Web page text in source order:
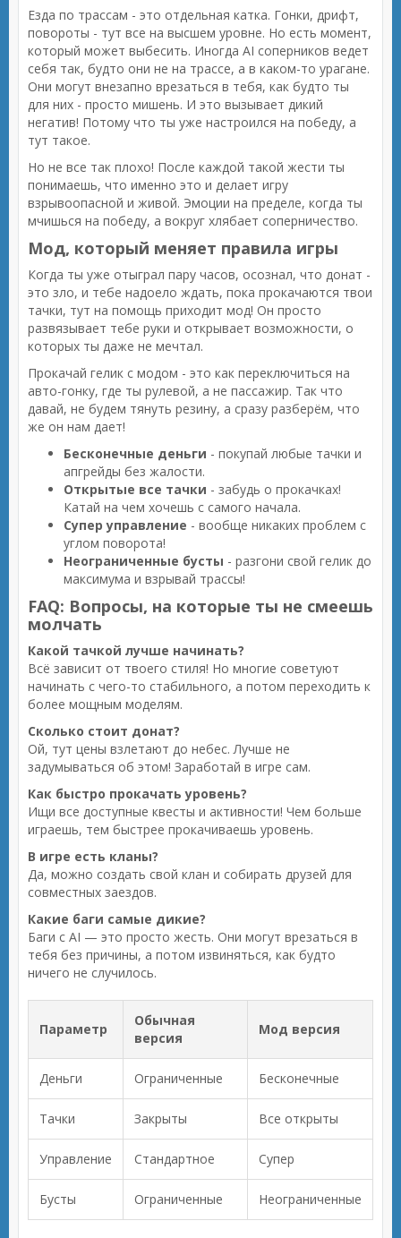
Езда по трассам - это отдельная катка. Гонки, дрифт,
повороты - тут все на высшем уровне. Но есть момент,
который может выбесить. Иногда AI соперников ведет
себя так, будто они не на трассе, а в каком-то урагане.
Они могут внезапно врезаться в тебя, как будто ты
для них - просто мишень. И это вызывает дикий
негатив! Потому что ты уже настроился на победу, а
тут такое.
Но не все так плохо! После каждой такой жести ты
понимаешь, что именно это и делает игру
взрывоопасной и живой. Эмоции на пределе, когда ты
мчишься на победу, а вокруг хлябает соперничество.
Мод, который меняет правила игры
Когда ты уже отыграл пару часов, осознал, что донат -
это зло, и тебе надоело ждать, пока прокачаются твои
тачки, тут на помощь приходит мод! Он просто
развязывает тебе руки и открывает возможности, о
которых ты даже не мечтал.
Прокачай гелик с модом - это как переключиться на
авто-гонку, где ты рулевой, а не пассажир. Так что
давай, не будем тянуть резину, а сразу разберём, что
же он нам дает!
Бесконечные деньги - покупай любые тачки и
апгрейды без жалости.
Открытые все тачки - забудь о прокачках!
Катай на чем хочешь с самого начала.
Супер управление - вообще никаких проблем с
углом поворота!
Неограниченные бусты - разгони свой гелик до
максимума и взрывай трассы!
FAQ: Вопросы, на которые ты не смеешь
молчать
Какой тачкой лучше начинать?
Всё зависит от твоего стиля! Но многие советуют
начинать с чего-то стабильного, а потом переходить к
более мощным моделям.
Сколько стоит донат?
Ой, тут цены взлетают до небес. Лучше не
задумываться об этом! Заработай в игре сам.
Как быстро прокачать уровень?
Ищи все доступные квесты и активности! Чем больше
играешь, тем быстрее прокачиваешь уровень.
В игре есть кланы?
Да, можно создать свой клан и собирать друзей для
совместных заездов.
Какие баги самые дикие?
Баги с AI — это просто жесть. Они могут врезаться в
тебя без причины, а потом извиняться, как будто
ничего не случилось.
Параметр
Обычная
версия
Мод версия
Деньги Ограниченные Бесконечные
Тачки Закрыты Все открыты
Управление Стандартное Супер
Бусты Ограниченные Неограниченные